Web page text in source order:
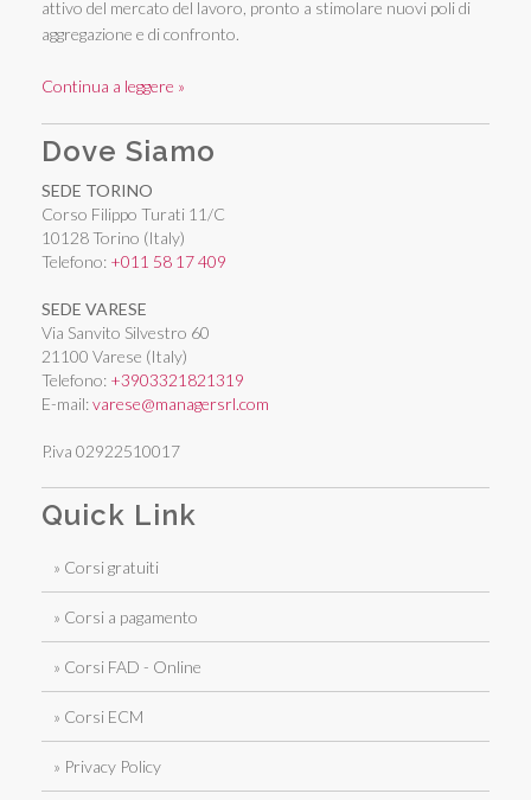
attivo del mercato del lavoro, pronto a stimolare nuovi poli di
aggregazione e di confronto.
Continua a leggere »
Dove Siamo
SEDE TORINO
Corso Filippo Turati 11/C
10128 Torino (Italy)
Telefono: +011 58 17 409
SEDE VARESE
Via Sanvito Silvestro 60
21100 Varese (Italy)
Telefono: +3903321821319
E-mail:varese@managersrl.com
P.iva 02922510017
Quick Link
» Corsi gratuiti
» Corsi a pagamento
» Corsi FAD - Online
» Corsi ECM
» Privacy Policy